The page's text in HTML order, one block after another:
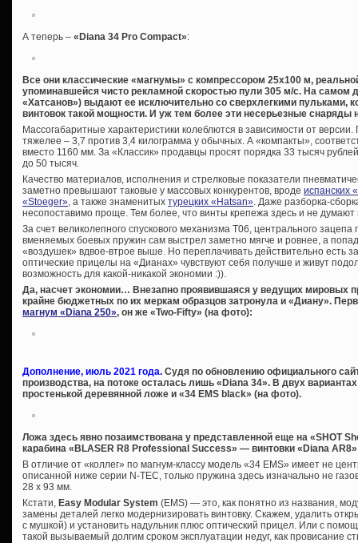
А теперь – «Diana 34 Pro Compact»:
Все они классические «магнумы» с компрессором 25х100 м,
упоминавшейся чисто рекламной скоростью пули 305 м/с. На
«Хатсанов») выдают ее исключительно со сверхлегкими пульками,
винтовок такой мощности. И уж тем более эти несерьезные снаряды
Массогабаритные характеристики колеблются в зависимости от
тяжелее – 3,7 против 3,4 килограмма у обычных. А «компакты»,
вместо 1160 мм. За «Классик» продавцы просят порядка 33 тысяч
до 50 тысяч.
Качество материалов, исполнения и стрелковые показатели
заметно превышают таковые у массовых конкурентов, вроде испанских
«Stoeger» , а также знаменитых турецких «Hatsan» . Даже разборка-
несопоставимо проще. Тем более, что винты крепежа здесь и не думают
За счет великолепного спускового механизма Т06, центрального
вменяемых боевых пружин сам выстрел заметно мягче и ровнее, а
«воздушек» вдвое-втрое выше. Но переплачивать действительно есть
оптические прицелы на «Дианах» чувствуют себя получше и живут
возможность для какой-никакой экономии :)).
Да, насчет экономии… Внезапно проявившаяся у ведущих мировых
крайне бюджетных по их меркам образцов затронула и «Диану».
магнум «Diana 250», он же «Two-Fifty» (на фото):
Дополнение, июль 2021 года. Судя по обновлению официального
производства, на потоке осталась лишь «Diana 34». В двух
простенькой деревянной ложе и «34 EMS black» (на фото).
Ложа здесь явно позаимствована у представленной еще на «SHOT
карабина «BLASER R8 Professional Success» — винтовки «Diana
В отличие от «коллег» по магнум-классу модель «34 EMS» имеет не
описанной ниже серии N-TEC, только пружина здесь изначально не
28 х 93 мм.
Кстати, Easy Modular System (EMS) — это, как понятно из названия,
замены деталей легко модернизировать винтовку. Скажем, удалить
с мушкой) и установить надульник плюс оптический прицел. Или с
такой вызываемый долгим сроком эксплуатации недуг, как провисание